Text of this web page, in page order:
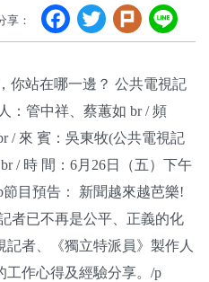
年優質節目活動官網
消息
觀察
兒少
素養
享： Facebook
Twitter
Plurk
你站在哪一邊？ 公共電視記
：管中祥、蔡蕙如 br / 頻
/ 來 賓：吳東牧(公共電視記
/ 時 間：6月26日（五）下午
節目預告： 新聞越來越芭樂!
者已不再是公平、正義的化
者、《獨立特派員》製作人
工作心得及經驗分享。/p